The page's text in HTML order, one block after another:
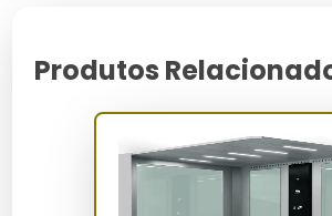
restaurantes, hotéis e bufês que
serviço de transporte de alimentos
níveis de seus estabelecimentos.
para cozinhas industriais que
operações rápidas e eficientes.
Produtos